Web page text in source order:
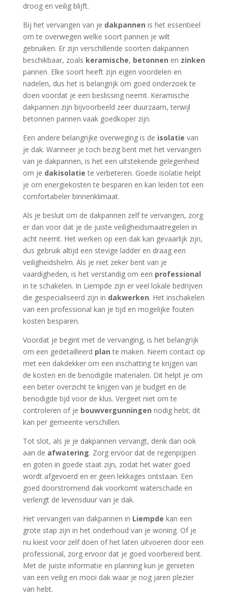
droog en veilig blijft.
Bij het vervangen van je dakpannen is het essentieel
om te overwegen welke soort pannen je wilt
gebruiken. Er zijn verschillende soorten dakpannen
beschikbaar, zoals keramische, betonnen en zinken
pannen. Elke soort heeft zijn eigen voordelen en
nadelen, dus het is belangrijk om goed onderzoek te
doen voordat je een beslissing neemt. Keramische
dakpannen zijn bijvoorbeeld zeer duurzaam, terwijl
betonnen pannen vaak goedkoper zijn.
Een andere belangrijke overweging is de isolatie van
je dak. Wanneer je toch bezig bent met het vervangen
van je dakpannen, is het een uitstekende gelegenheid
om je dakisolatie te verbeteren. Goede isolatie helpt
je om energiekosten te besparen en kan leiden tot een
comfortabeler binnenklimaat.
Als je besluit om de dakpannen zelf te vervangen, zorg
er dan voor dat je de juiste veiligheidsmaatregelen in
acht neemt. Het werken op een dak kan gevaarlijk zijn,
dus gebruik altijd een stevige ladder en draag een
veiligheidshelm. Als je niet zeker bent van je
vaardigheden, is het verstandig om een professional
in te schakelen. In Liempde zijn er veel lokale bedrijven
die gespecialiseerd zijn in dakwerken. Het inschakelen
van een professional kan je tijd en mogelijke fouten
kosten besparen.
Voordat je begint met de vervanging, is het belangrijk
om een gedetailleerd plan te maken. Neem contact op
met een dakdekker om een inschatting te krijgen van
de kosten en de benodigde materialen. Dit helpt je om
een beter overzicht te krijgen van je budget en de
benodigde tijd voor de klus. Vergeet niet om te
controleren of je bouwvergunningen nodig hebt; dit
kan per gemeente verschillen.
Tot slot, als je je dakpannen vervangt, denk dan ook
aan de afwatering. Zorg ervoor dat de regenpijpen
en goten in goede staat zijn, zodat het water goed
wordt afgevoerd en er geen lekkages ontstaan. Een
goed doorstromend dak voorkomt waterschade en
verlengt de levensduur van je dak.
Het vervangen van dakpannen in Liempde kan een
grote stap zijn in het onderhoud van je woning. Of je
nu kiest voor zelf doen of het laten uitvoeren door een
professional, zorg ervoor dat je goed voorbereid bent.
Met de juiste informatie en planning kun je genieten
van een veilig en mooi dak waar je nog jaren plezier
van hebt.